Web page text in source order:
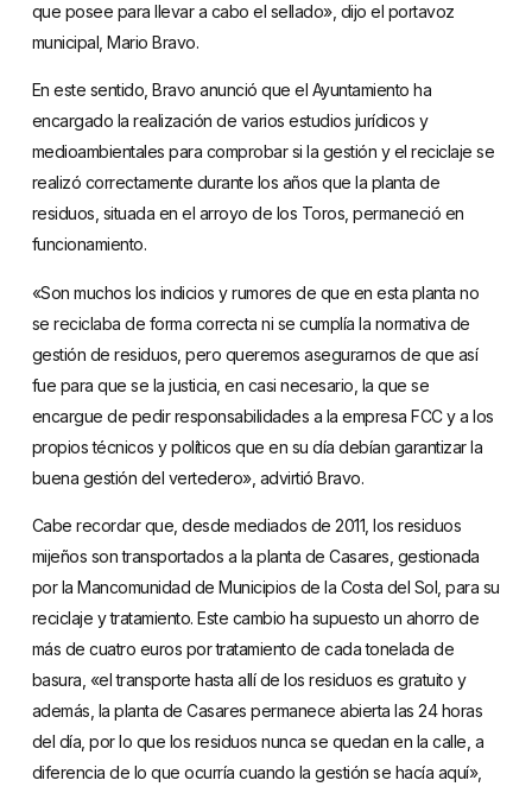
que posee para llevar a cabo el sellado», dijo el portavoz
municipal, Mario Bravo.
En este sentido, Bravo anunció que el Ayuntamiento ha
encargado la realización de varios estudios jurídicos y
medioambientales para comprobar si la gestión y el reciclaje se
realizó correctamente durante los años que la planta de
residuos, situada en el arroyo de los Toros, permaneció en
funcionamiento.
«Son muchos los indicios y rumores de que en esta planta no
se reciclaba de forma correcta ni se cumplía la normativa de
gestión de residuos, pero queremos asegurarnos de que así
fue para que se la justicia, en casi necesario, la que se
encargue de pedir responsabilidades a la empresa FCC y a los
propios técnicos y políticos que en su día debían garantizar la
buena gestión del vertedero», advirtió Bravo.
Cabe recordar que, desde mediados de 2011, los residuos
mijeños son transportados a la planta de Casares, gestionada
por la Mancomunidad de Municipios de la Costa del Sol, para su
reciclaje y tratamiento. Este cambio ha supuesto un ahorro de
más de cuatro euros por tratamiento de cada tonelada de
basura, «el transporte hasta allí de los residuos es gratuito y
además, la planta de Casares permanece abierta las 24 horas
del día, por lo que los residuos nunca se quedan en la calle, a
diferencia de lo que ocurría cuando la gestión se hacía aquí»,